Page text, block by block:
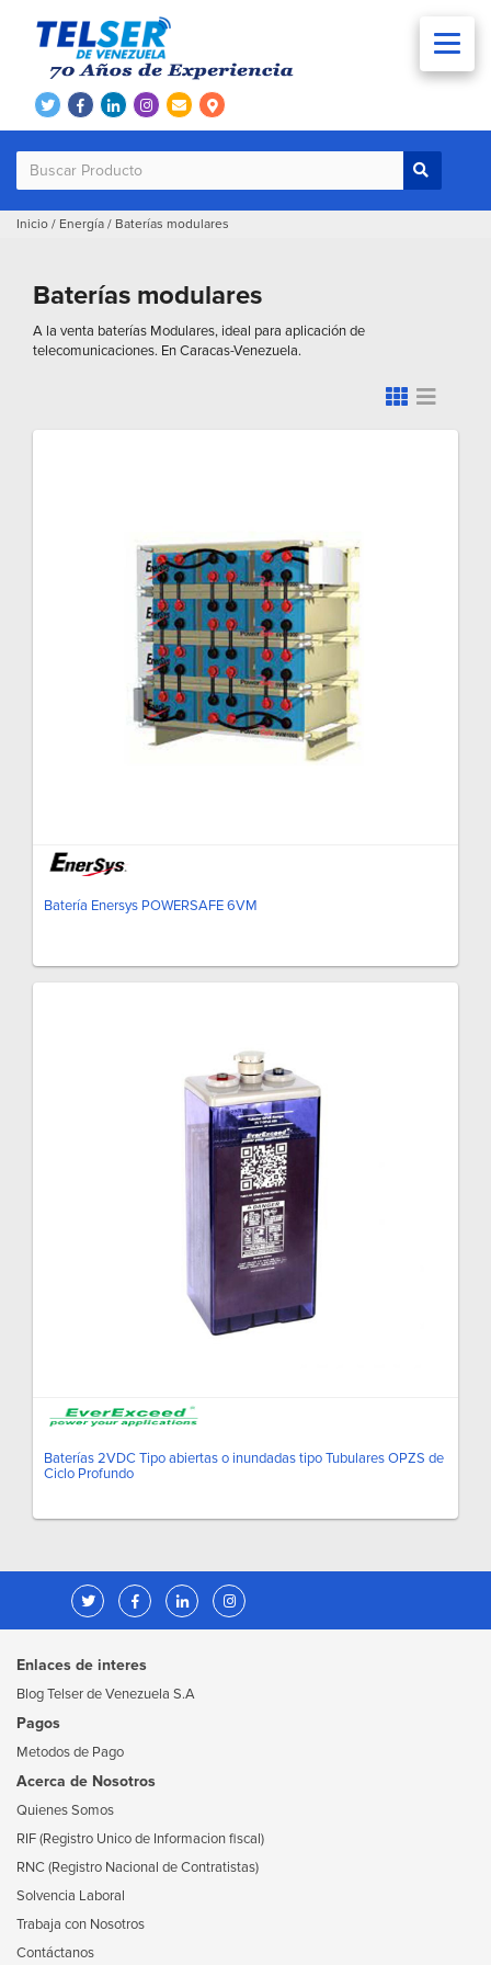
Inicio / Energía / Baterías modulares
Baterías modulares
A la venta baterías Modulares, ideal para aplicación de
telecomunicaciones. En Caracas-Venezuela.
Batería Enersys POWERSAFE 6VM
Baterías 2VDC Tipo abiertas o inundadas tipo Tubulares OPZS de
Ciclo Profundo
Enlaces de interes
Blog Telser de Venezuela S.A
Pagos
Metodos de Pago
Acerca de Nosotros
Quienes Somos
RIF (Registro Unico de Informacion fiscal)
RNC (Registro Nacional de Contratistas)
Solvencia Laboral
Trabaja con Nosotros
Contáctanos